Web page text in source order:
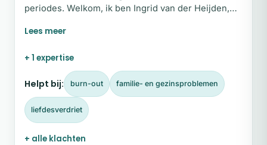
periodes. Welkom, ik ben Ingrid van der Heijden,
Mijn missie is om volwassenen, en vooral vrouwen
helderheid en duurzame balans. Je hoeft het niet
alleen te doen; ik sta naast je met een warme,
eerlijke en professionele aanpak.
+ 1 expertise
Helpt bij: burn-out familie- en gezinsproblemen
liefdesverdriet
+ alle klachten